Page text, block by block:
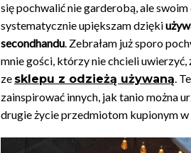
się pochwalić nie garderobą, ale
systematycznie upiększam dzięki
secondhandu. Zebrałam już sporo
mnie gości, którzy nie chcieli
ze sklepu z odzieżą używaną.
zainspirować innych, jak tanio można
drugie życie przedmiotom kupionym w